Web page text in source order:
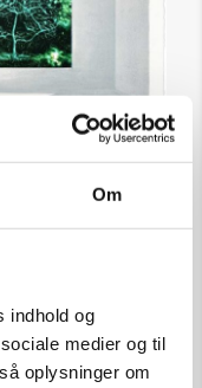
Om
indhold og
medier og til
oplysninger om
– grafik